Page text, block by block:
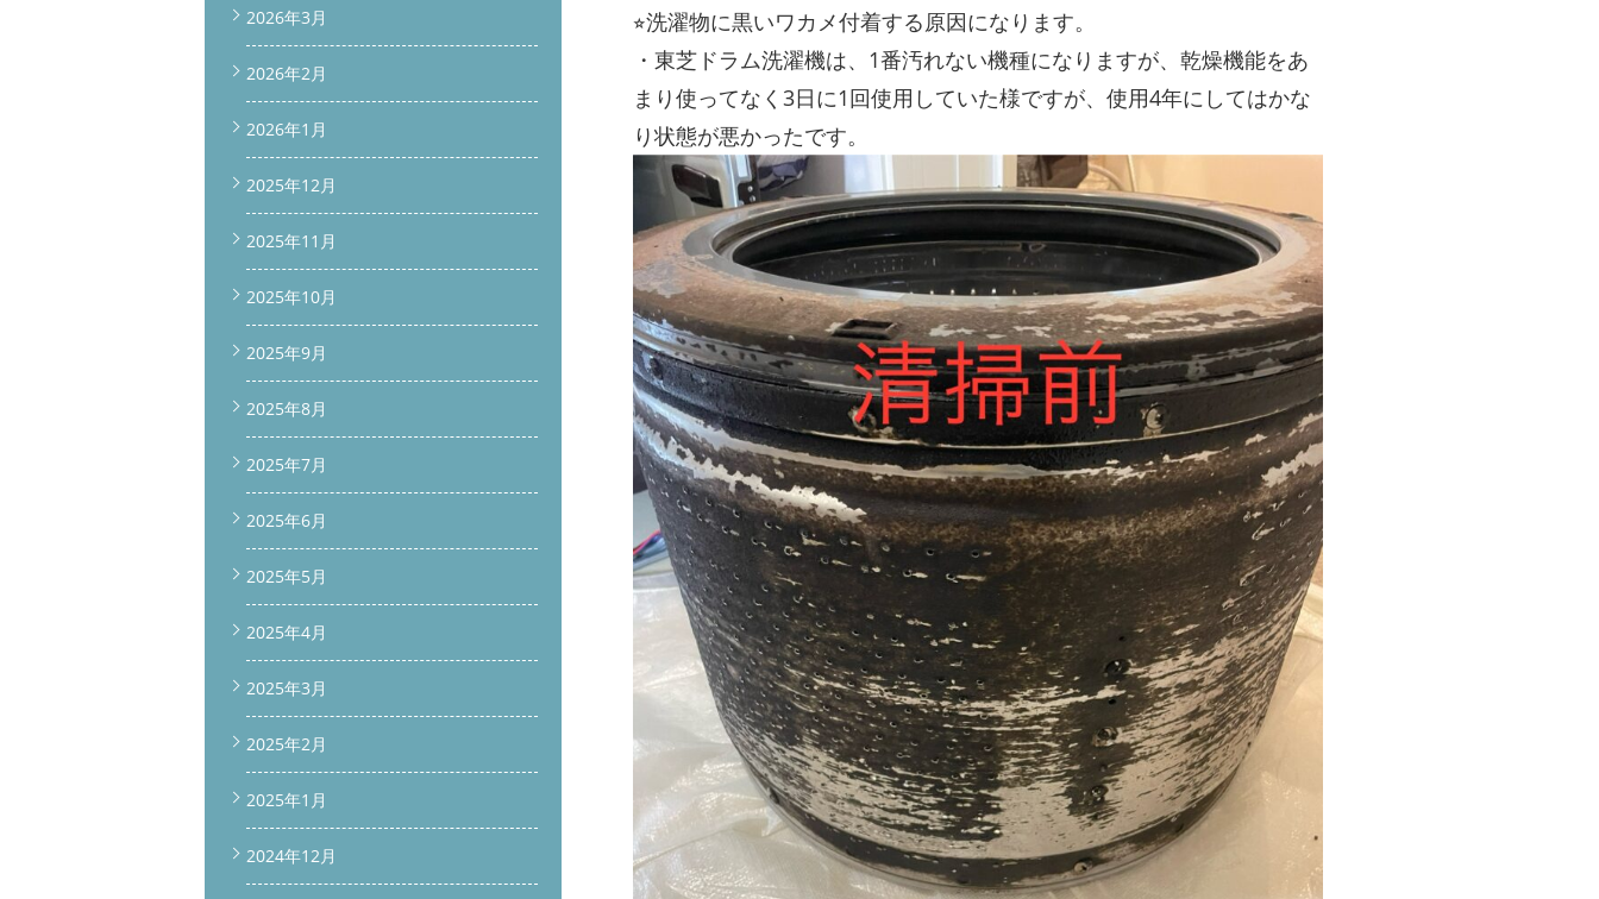
⭐︎洗濯物に黒いワカメ付着する原因になります。
・東芝ドラム洗濯機は、1番汚れない機種になりますが、乾燥機能をあ
まり使ってなく3日に1回使用していた様ですが、使用4年にしてはかな
り状態が悪かったです。
2026年3月
2026年2月
2026年1月
2025年12月
2025年11月
2025年10月
2025年9月
2025年8月
2025年7月
2025年6月
2025年5月
2025年4月
2025年3月
2025年2月
2025年1月
2024年12月